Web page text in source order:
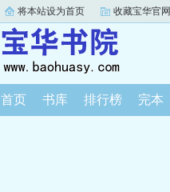
将本站设为首页 收藏宝华官网
首页 书库 排行榜 完本